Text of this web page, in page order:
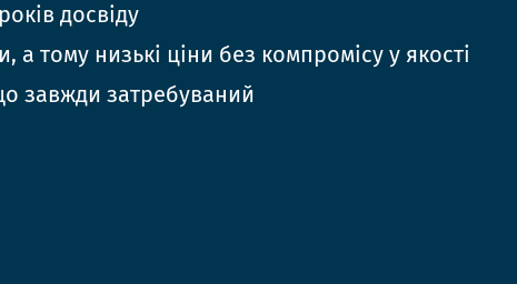
досвіду
а тому низькі ціни без компромісу у якості
завжди затребуваний